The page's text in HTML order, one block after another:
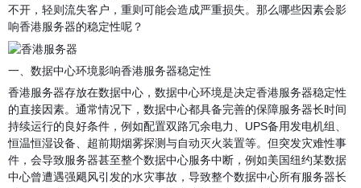
不开，轻则流失客户，重则可能会造成严重损失。那么哪些因素会影
响香港服务器的稳定性呢？
一、数据中心环境影响香港服务器稳定性
香港服务器存放在数据中心，数据中心环境是决定香港服务器稳定性
的直接因素。通常情况下，数据中心都具备完善的保障服务器长时间
持续运行的良好条件，例如配置双路冗余电力、UPS备用发电机组、
恒温恒湿设备、超前期烟雾探测与自动灭火装置等。但突发灾难性事
件，会导致服务器甚至整个数据中心服务中断，例如美国纽约某数据
中心曾遭遇强飓风引发的水灾事故，导致整个数据中心所有服务器长